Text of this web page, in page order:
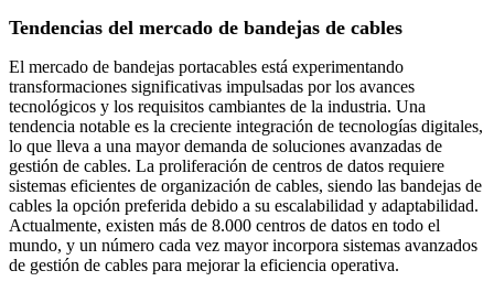
Tendencias del mercado de bandejas de cables
El mercado de bandejas portacables está experimentando
transformaciones significativas impulsadas por los avances
tecnológicos y los requisitos cambiantes de la industria. Una
tendencia notable es la creciente integración de tecnologías digitales,
lo que lleva a una mayor demanda de soluciones avanzadas de
gestión de cables. La proliferación de centros de datos requiere
sistemas eficientes de organización de cables, siendo las bandejas de
cables la opción preferida debido a su escalabilidad y adaptabilidad.
Actualmente, existen más de 8.000 centros de datos en todo el
mundo, y un número cada vez mayor incorpora sistemas avanzados
de gestión de cables para mejorar la eficiencia operativa.